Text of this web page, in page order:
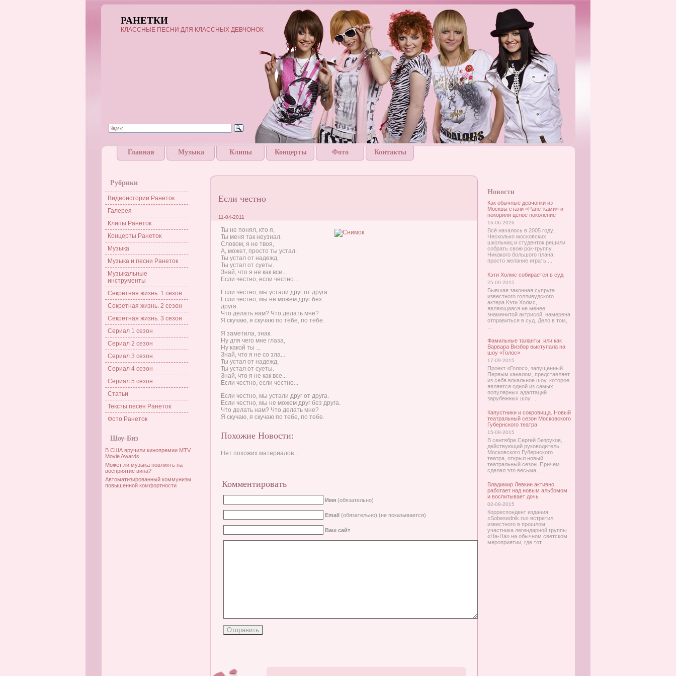
РАНЕТКИ
КЛАССНЫЕ ПЕСНИ ДЛЯ КЛАССНЫХ ДЕВЧОНОК
Главная Музыка Клипы Концерты Фото Контакты
Рубрики
Видеоистории Ранеток
Галерея
Клипы Ранеток
Концерты Ранеток
Музыка
Музыка и песни Ранеток
Музыкальные
инструменты
Секретная жизнь. 1 сезон
Секретная жизнь. 2 сезон
Секретная жизнь. 3 сезон
Сериал 1 сезон
Сериал 2 сезон
Сериал 3 сезон
Сериал 4 сезон
Сериал 5 сезон
Статьи
Тексты песен Ранеток
Фото Ранеток
Шоу-Биз
В США вручили кинопремии MTV
Movie Awards
Может ли музыка повлиять на
восприятие вина?
Автоматизированный коммунизм
повышенной комфортности
Если честно
11-04-2011
Ты не понял, кто я,
Ты меня так неузнал.
Словом, я не твоя,
А, может, просто ты устал.
Ты устал от надежд,
Ты устал от суеты.
Знай, что я не как все...
Если честно, если честно...
Если честно, мы устали друг от друга.
Если честно, мы не можем друг без
друга.
Что делать нам? Что делать мне?
Я скучаю, я скучаю по тебе, по тебе.
Я заметила, знак.
Ну для чего мне глаза,
Ну какой ты ...
Знай, что я не со зла...
Ты устал от надежд,
Ты устал от суеты.
Знай, что я не как все...
Если честно, если честно...
Если честно, мы устали друг от друга.
Если честно, мы не можем друг без друга.
Что делать нам? Что делать мне?
Я скучаю, я скучаю по тебе, по тебе.
Похожие Новости:
Нет похожих материалов...
Комментировать
Имя (обязательно)
Email (обязательно) (не показывается)
Ваш сайт
Новости
Как обычные девчонки из
Москвы стали «Ранетками» и
покорили целое поколение
16-06-2026
Всё началось в 2005 году.
Несколько московских
школьниц и студенток решили
собрать свою рок-группу.
Никакого большого плана,
просто желание играть ...
Кэти Холмс собирается в суд
25-09-2015
Бывшая законная супруга
известного голливудского
актера Кэти Холмс,
являющаяся не менее
знаменитой актрисой, намерена
отправиться в суд. Дело в том,
Фамильные таланты, или как
Варвара Визбор выступала на
шоу «Голос»
17-09-2015
Проект «Голос», запущенный
Первым каналом, представляет
из себя вокальное шоу, которое
является одной из самых
популярных адаптаций
зарубежных шоу. ...
Капустники и сокровища. Новый
театральный сезон Московского
Губернского театра
15-09-2015
В сентябре Сергей Безруков,
действующий руководитель
Московского Губернского
театра, открыл новый
театральный сезон. Причем
сделал это весьма ...
Владимир Левкин активно
работает над новым альбомом
и воспитывает дочь
02-09-2015
Корреспондент издания
«Sobesednik.ru» встретил
известного в прошлом
участника легендарной группы
«На-На» на обычном светском
мероприятии, где тот ...